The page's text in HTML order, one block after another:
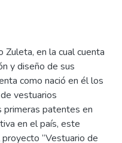
en la cual cuenta
y diseño de sus
como nació en él los
vestuarios
primeras patentes en
en el país, este
“Vestuario de